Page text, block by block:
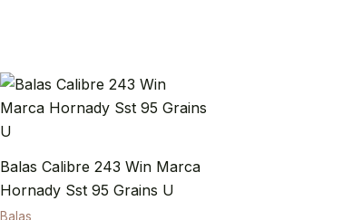
Balas Calibre 243 Win Marca
Hornady Sst 95 Grains U
Balas